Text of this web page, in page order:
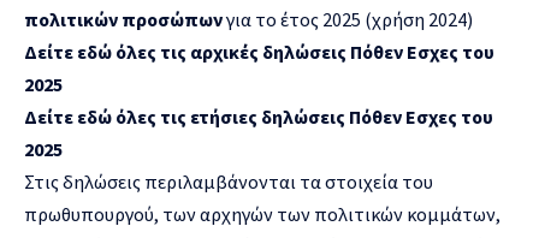
πολιτικών προσώπωνγια το έτος 2025 (χρήση 2024)
Δείτε εδώ όλες τις αρχικές δηλώσεις Πόθεν Εσχες του
2025
Δείτε εδώ όλες τις ετήσιες δηλώσεις Πόθεν Εσχες του
2025
Στις δηλώσεις περιλαμβάνονται τα στοιχεία του
πρωθυπουργού, των αρχηγών των πολιτικών κομμάτων,